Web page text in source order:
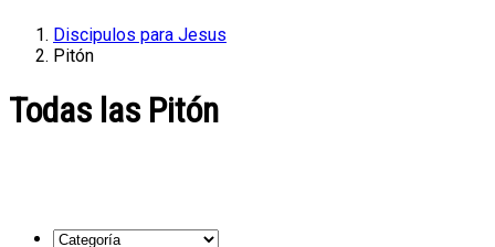
Discipulos para Jesus
Pitón
Todas las Pitón